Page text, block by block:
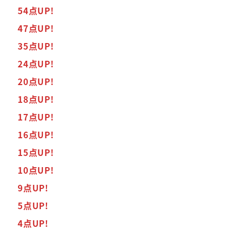
54点UP!
47点UP!
35点UP!
24点UP!
20点UP!
18点UP!
17点UP!
16点UP!
15点UP!
10点UP!
9点UP!
5点UP!
4点UP!